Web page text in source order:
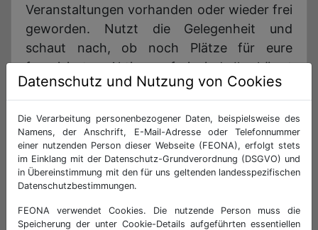
Veranstaltungen vorhanden oder wieder frei
geworden. Nutzt die Gelegenheit und
schaut nach, ob noch Plätze für eure
favorisierten Aktionen frei sind. Ihr könnt
Euch für die freien Plätze anmelden und
zwarhier auf dieser Internetseite in eurem
persönlichen Account. In der Regel könnt
ihr direkt die Veranstaltungen buchen. Bitte
denkt daran die Veranstaltungen in eurem
Warenkorb noch verbindlich zu buchen.
Falls ihr euch noch nicht registriert habt,
Datenschutz und Nutzung von Cookies
Die Verarbeitung personenbezogener Daten, beispielsweise des
Namens, der Anschrift, E-Mail-Adresse oder Telefonnummer
einer nutzenden Person dieser Webseite (FEONA), erfolgt stets
im Einklang mit der Datenschutz-Grundverordnung (DSGVO) und
in Übereinstimmung mit den für uns geltenden landesspezifischen
Datenschutzbestimmungen.
FEONA verwendet Cookies. Die nutzende Person muss die
Speicherung der unter Cookie-Details aufgeführten essentiellen